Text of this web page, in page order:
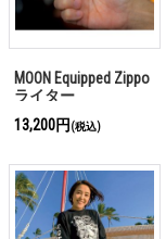
MOON Equipped Zippo
ライター
13,200円 (税込)